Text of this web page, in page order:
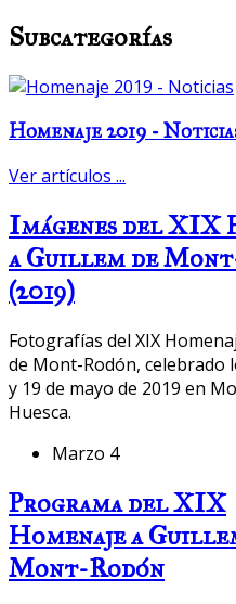
Subcategorías
Homenaje 2019 -
Ver artículos ...
Imágenes del XIX
a Guillem de
(2019)
Fotografías del XIX
de Mont-Rodón, celebrado
y 19 de mayo de 2019 en
Huesca.
Marzo 4
Programa del XIX
Homenaje a
Mont-Rodón